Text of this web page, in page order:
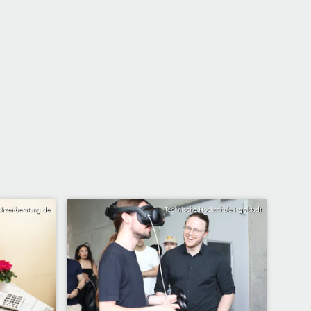
beratung.de Technische Hochschule Ingolstadt